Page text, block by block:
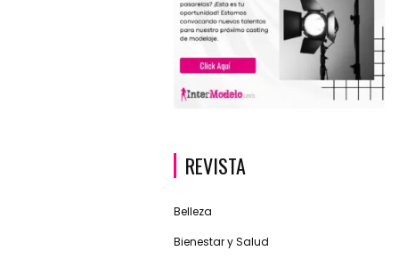
REVISTA
Belleza
Bienestar y Salud